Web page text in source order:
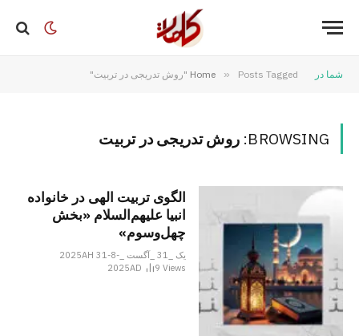
شما در Home » Posts Tagged "روش تدریجی در تربیت"
BROWSING: روش تدریجی در تربیت
الگوی تربیت الهی در خانواده
انبیا‌‌ علیهم‌السلام «بخش
چهل‌وسوم»
یک _31 _آگست _2025AH 31-8-
2025AD
9Views